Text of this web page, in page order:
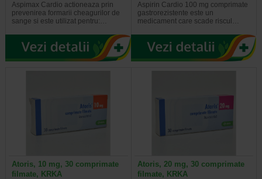
Aspimax Cardio actioneaza prin
prevenirea formarii cheagurilor de
sange si este utilizat pentru:…
Aspirin Cardio 100 mg comprimate
gastrorezistente este un
medicament care scade riscul…
Atoris, 10 mg, 30 comprimate
filmate, KRKA
Atoris, 20 mg, 30 comprimate
filmate, KRKA